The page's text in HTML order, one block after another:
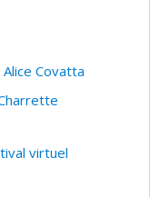
Covatta
virtuel